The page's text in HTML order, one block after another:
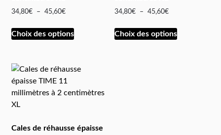
34,80€ – 45,60€
Choix des options
34,80€ – 45,60€
Choix des options
Cales de réhausse épaisse